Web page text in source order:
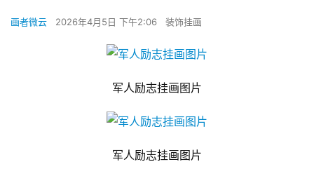
画者微云 2026年4月5日 下午2:06 装饰挂画
军人励志挂画图片
军人励志挂画图片